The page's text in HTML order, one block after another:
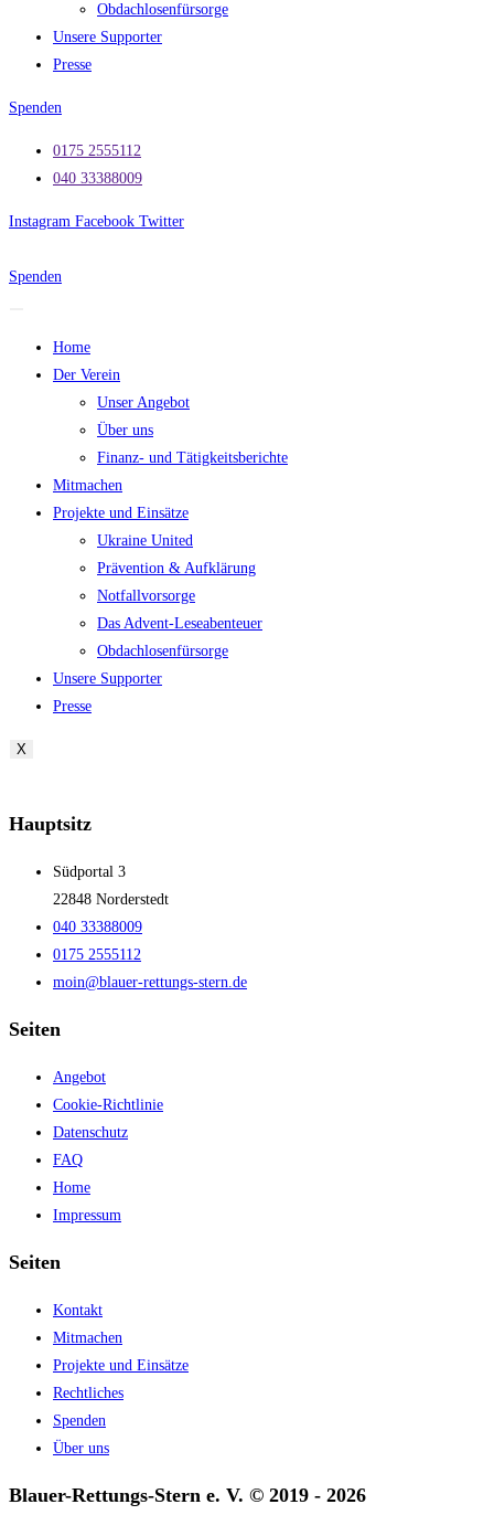
Obdachlosenfürsorge
Unsere Supporter
Presse
Spenden
0175 2555112
040 33388009
Instagram Facebook Twitter
Spenden
Home
Der Verein
Unser Angebot
Über uns
Finanz- und Tätigkeitsberichte
Mitmachen
Projekte und Einsätze
Ukraine United
Prävention & Aufklärung
Notfallvorsorge
Das Advent-Leseabenteuer
Obdachlosenfürsorge
Unsere Supporter
Presse
X
Hauptsitz
Südportal 3
22848 Norderstedt
040 33388009
0175 2555112
moin@blauer-rettungs-stern.de
Seiten
Angebot
Cookie-Richtlinie
Datenschutz
FAQ
Home
Impressum
Seiten
Kontakt
Mitmachen
Projekte und Einsätze
Rechtliches
Spenden
Über uns
Blauer-Rettungs-Stern e. V. © 2019 - 2026